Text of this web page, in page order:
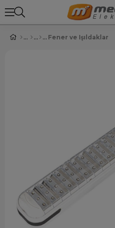
Fener ve Işıldaklar